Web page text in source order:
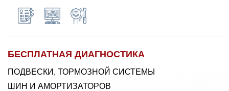
БЕСПЛАТНАЯ ДИАГНОСТИКА
ПОДВЕСКИ, ТОРМОЗНОЙ СИСТЕМЫ
ШИН И АМОРТИЗАТОРОВ